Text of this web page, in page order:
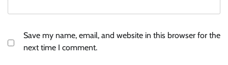
Save my name, email, and website in this browser for the
next time I comment.